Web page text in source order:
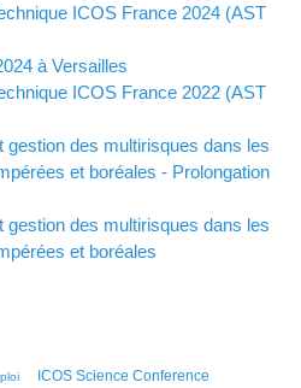
ICOS France 2024 (AST
à Versailles
ICOS France 2022 (AST
des multirisques dans les
et boréales - Prolongation
des multirisques dans les
et boréales
ICOS Science Conference